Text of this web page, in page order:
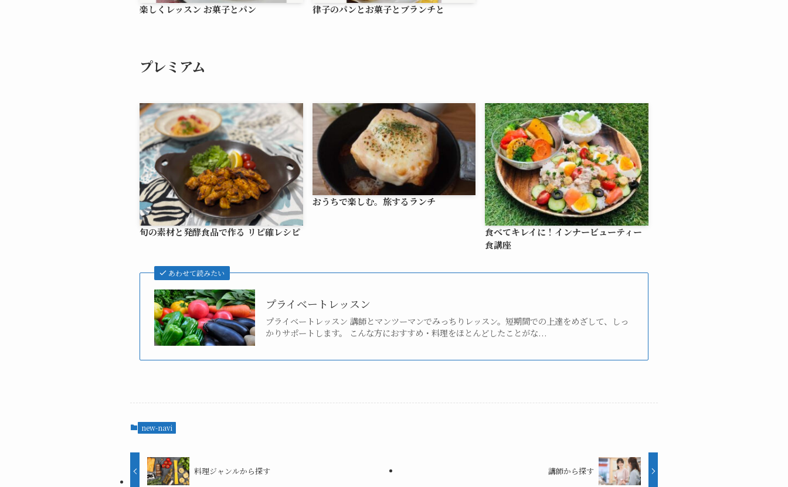
楽しくレッスン お菓子とパン 律子のパンとお菓子とブランチと
プレミアム
旬の素材と発酵食品で作る リピ確レシピ
おうちで楽しむ。旅するランチ
食べてキレイに！インナービューティー
食講座
あわせて読みたい
プライベートレッスン
プライベートレッスン 講師とマンツーマンでみっちりレッスン。短期間での上達をめざして、しっ
かりサポートします。 こんな方におすすめ・料理をほとんどしたことがな...
new-navi
料理ジャンルから探す 講師から探す